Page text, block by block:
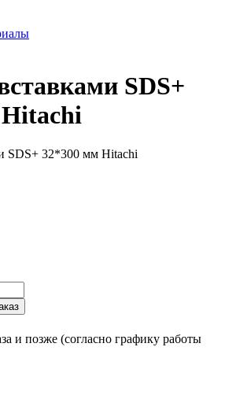
SDS+
и позже (согласно графику работы